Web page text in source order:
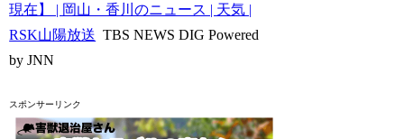
現在】 | 岡山・香川のニュース | 天気 |
RSK山陽放送 TBS NEWS DIG Powered
by JNN
スポンサーリンク